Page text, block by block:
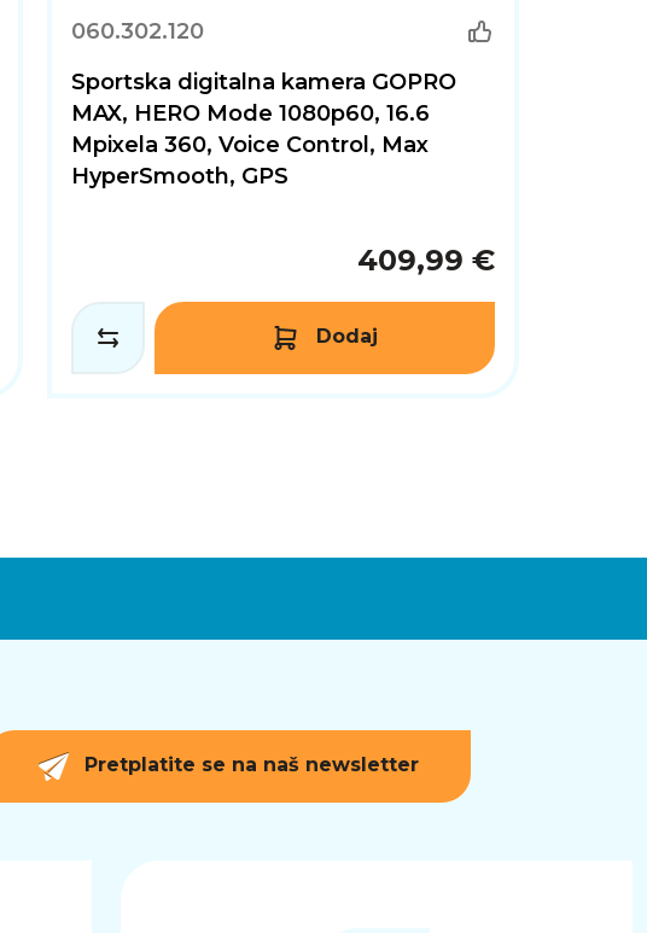
060.302.120
Sportska digitalna kamera GOPRO
MAX, HERO Mode 1080p60, 16.6
Mpixela 360, Voice Control, Max
HyperSmooth, GPS
409,99 €
Dodaj
Pretplatite se na naš newsletter